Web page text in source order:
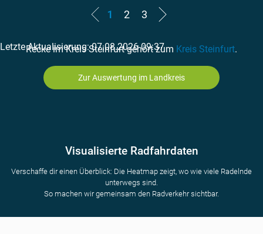
1 2 3
Letzte Aktualisierung: 07.08.2026 09:37
Recke im Kreis Steinfurt gehört zum Kreis Steinfurt.
Zur Auswertung im Landkreis
Visualisierte Radfahrdaten
Verschaffe dir einen Überblick: Die Heatmap zeigt, wo wie viele Radelnde
unterwegs sind.
So machen wir gemeinsam den Radverkehr sichtbar.